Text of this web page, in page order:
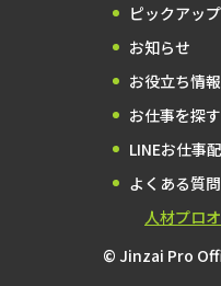
ピックアップ
お知らせ
お役立ち情報
お仕事を探す
LINEお仕事
よくある質問
人材プロ
© Jinzai Pro